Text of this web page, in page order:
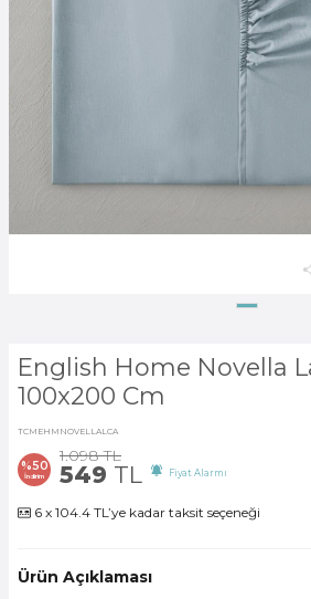
English Home Novella
100x200 Cm
TCMEHMNOVELLALCA
%50
İndirim
1.098TL
549 TL Fiyat Alarmı
6 x 104.4 TL’ye kadar taksit seçeneği
Ürün Açıklaması